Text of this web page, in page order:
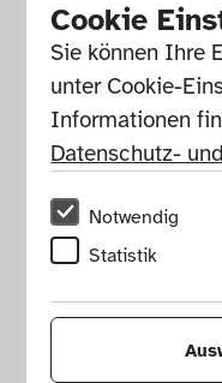
Cookie
Sie können Ihre
unter Cookie-
Datenschutz-
Notwendig
Statistik